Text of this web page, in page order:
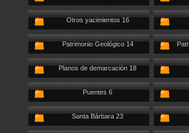
Otros yacimientos 16
Patrimonio Geológico 14
Planos de demarcación 18
Puentes 6
Santa Bárbara 23